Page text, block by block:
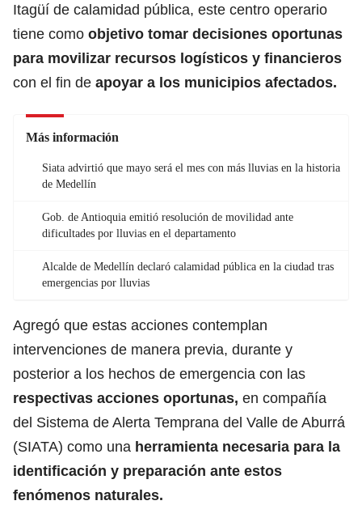
Itagüí de calamidad pública, este centro operario
tiene como objetivo tomar decisiones oportunas
para movilizar recursos logísticos y financieros
con el fin de apoyar a los municipios afectados.
Más información
Siata advirtió que mayo será el mes con más lluvias en la historia
de Medellín
Gob. de Antioquia emitió resolución de movilidad ante
dificultades por lluvias en el departamento
Alcalde de Medellín declaró calamidad pública en la ciudad tras
emergencias por lluvias
Agregó que estas acciones contemplan
intervenciones de manera previa, durante y
posterior a los hechos de emergencia con las
respectivas acciones oportunas, en compañía
del Sistema de Alerta Temprana del Valle de Aburrá
(SIATA) como una herramienta necesaria para la
identificación y preparación ante estos
fenómenos naturales.